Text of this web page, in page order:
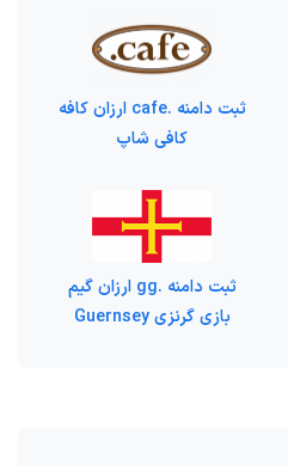
ثبت دامنه .cafe ارزان کافه
کافی شاپ
ثبت دامنه .gg ارزان گیم
بازی گرنزی Guernsey